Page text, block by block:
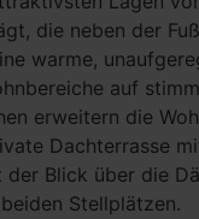
die neben der
warme,
auf
erweitern die
Dachterrasse
der Blick über die
Stellplätzen.